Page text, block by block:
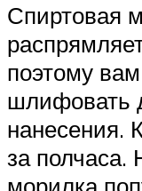
Спиртовая
поэтому
шлифовать
нанесения.
за полчаса.